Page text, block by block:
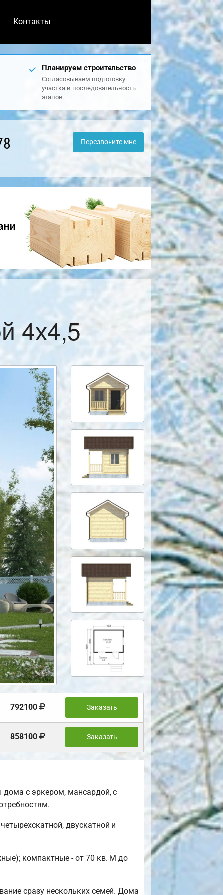
Контакты
Планируем строительство
Согласовываем подготовку
участка и последовательность
этапов.
Перезвоните мне
4х4,5
792100 Заказать
858100 Заказать
с эркером, мансардой, с
двускатной и
компактные - от 70 кв. М до
сразу нескольких семей. Дома